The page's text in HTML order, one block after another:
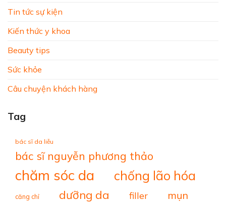
Tin tức sự kiện
Kiến thức y khoa
Beauty tips
Sức khỏe
Câu chuyện khách hàng
Tag
bác sĩ da liễu
bác sĩ nguyễn phương thảo
chăm sóc da chống lão hóa
căng chỉ dưỡng da filler mụn